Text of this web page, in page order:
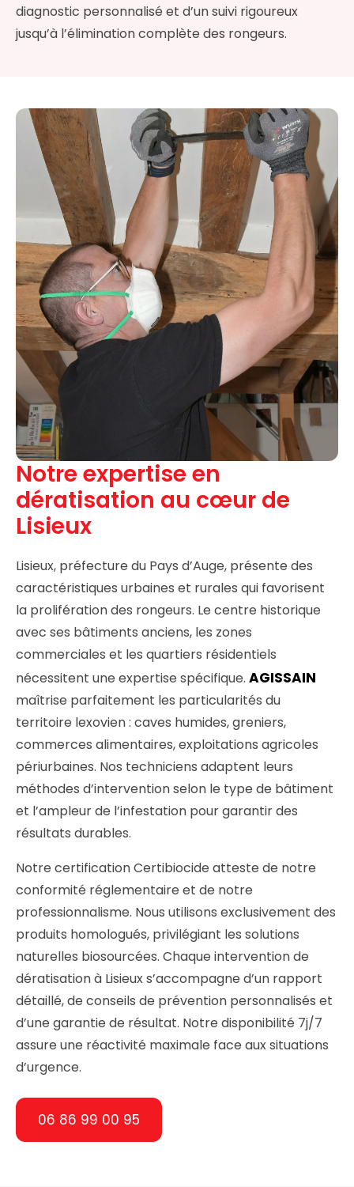
diagnostic personnalisé et d’un suivi rigoureux
jusqu’à l’élimination complète des rongeurs.
Notre expertise en
dératisation au cœur de
Lisieux
Lisieux, préfecture du Pays d’Auge, présente des
caractéristiques urbaines et rurales qui favorisent
la prolifération des rongeurs. Le centre historique
avec ses bâtiments anciens, les zones
commerciales et les quartiers résidentiels
nécessitent une expertise spécifique. AGISSAIN
maîtrise parfaitement les particularités du
territoire lexovien : caves humides, greniers,
commerces alimentaires, exploitations agricoles
périurbaines. Nos techniciens adaptent leurs
méthodes d’intervention selon le type de bâtiment
et l’ampleur de l’infestation pour garantir des
résultats durables.
Notre certification Certibiocide atteste de notre
conformité réglementaire et de notre
professionnalisme. Nous utilisons exclusivement des
produits homologués, privilégiant les solutions
naturelles biosourcées. Chaque intervention de
dératisation à Lisieux s’accompagne d’un rapport
détaillé, de conseils de prévention personnalisés et
d’une garantie de résultat. Notre disponibilité 7j/7
assure une réactivité maximale face aux situations
d’urgence.
06 86 99 00 95